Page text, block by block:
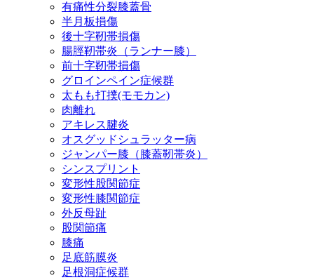
有痛性分裂膝蓋骨
半月板損傷
後十字靭帯損傷
腸脛靭帯炎（ランナー膝）
前十字靭帯損傷
グロインペイン症候群
太もも打撲(モモカン)
肉離れ
アキレス腱炎
オスグッドシュラッター病
ジャンパー膝（膝蓋靭帯炎）
シンスプリント
変形性股関節症
変形性膝関節症
外反母趾
股関節痛
膝痛
足底筋膜炎
足根洞症候群